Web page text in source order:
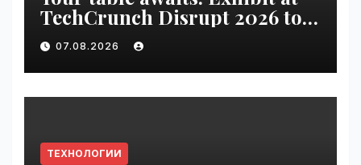
TechCrunch Disrupt 2026 to
be seen by thousands |
VseTime.ru
07.08.2026
ТЕХНОЛОГИИ